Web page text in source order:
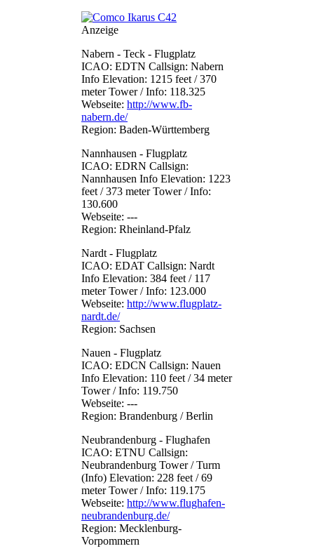
Anzeige
Nabern - Teck - Flugplatz
ICAO: EDTN Callsign: Nabern
Info Elevation: 1215 feet / 370
meter Tower / Info: 118.325
Webseite: http://www.fb-
nabern.de/
Region: Baden-Württemberg
Nannhausen - Flugplatz
ICAO: EDRN Callsign:
Nannhausen Info Elevation: 1223
feet / 373 meter Tower / Info:
130.600
Webseite: ---
Region: Rheinland-Pfalz
Nardt - Flugplatz
ICAO: EDAT Callsign: Nardt
Info Elevation: 384 feet / 117
meter Tower / Info: 123.000
Webseite: http://www.flugplatz-
nardt.de/
Region: Sachsen
Nauen - Flugplatz
ICAO: EDCN Callsign: Nauen
Info Elevation: 110 feet / 34 meter
Tower / Info: 119.750
Webseite: ---
Region: Brandenburg / Berlin
Neubrandenburg - Flughafen
ICAO: ETNU Callsign:
Neubrandenburg Tower / Turm
(Info) Elevation: 228 feet / 69
meter Tower / Info: 119.175
Webseite: http://www.flughafen-
neubrandenburg.de/
Region: Mecklenburg-
Vorpommern